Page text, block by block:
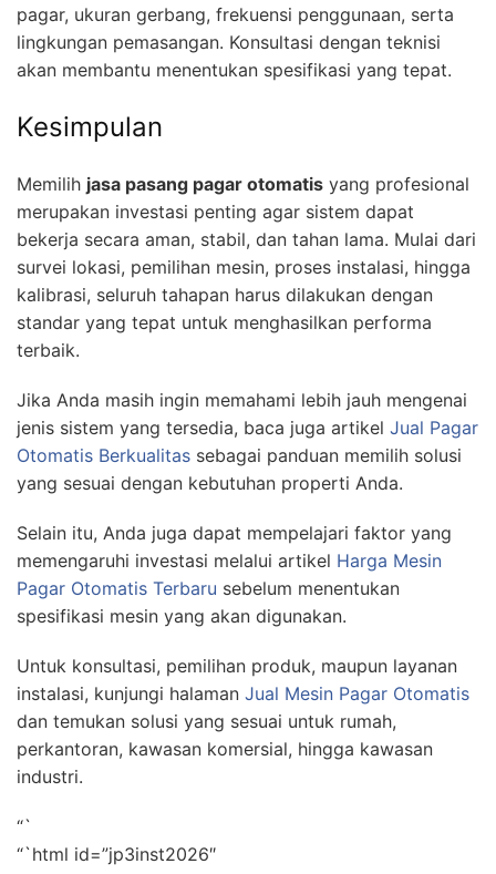
pagar, ukuran gerbang, frekuensi penggunaan, serta
lingkungan pemasangan. Konsultasi dengan teknisi
akan membantu menentukan spesifikasi yang tepat.
Kesimpulan
Memilih jasa pasang pagar otomatis yang profesional
merupakan investasi penting agar sistem dapat
bekerja secara aman, stabil, dan tahan lama. Mulai dari
survei lokasi, pemilihan mesin, proses instalasi, hingga
kalibrasi, seluruh tahapan harus dilakukan dengan
standar yang tepat untuk menghasilkan performa
terbaik.
Jika Anda masih ingin memahami lebih jauh mengenai
jenis sistem yang tersedia, baca juga artikel Jual Pagar
Otomatis Berkualitas sebagai panduan memilih solusi
yang sesuai dengan kebutuhan properti Anda.
Selain itu, Anda juga dapat mempelajari faktor yang
memengaruhi investasi melalui artikel Harga Mesin
Pagar Otomatis Terbaru sebelum menentukan
spesifikasi mesin yang akan digunakan.
Untuk konsultasi, pemilihan produk, maupun layanan
instalasi, kunjungi halaman Jual Mesin Pagar Otomatis
dan temukan solusi yang sesuai untuk rumah,
perkantoran, kawasan komersial, hingga kawasan
industri.
“`
“`html id=”jp3inst2026″